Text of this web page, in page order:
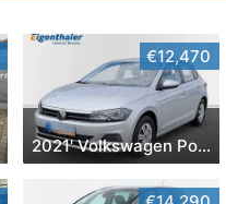
€12,470
2021' Volkswagen Polo